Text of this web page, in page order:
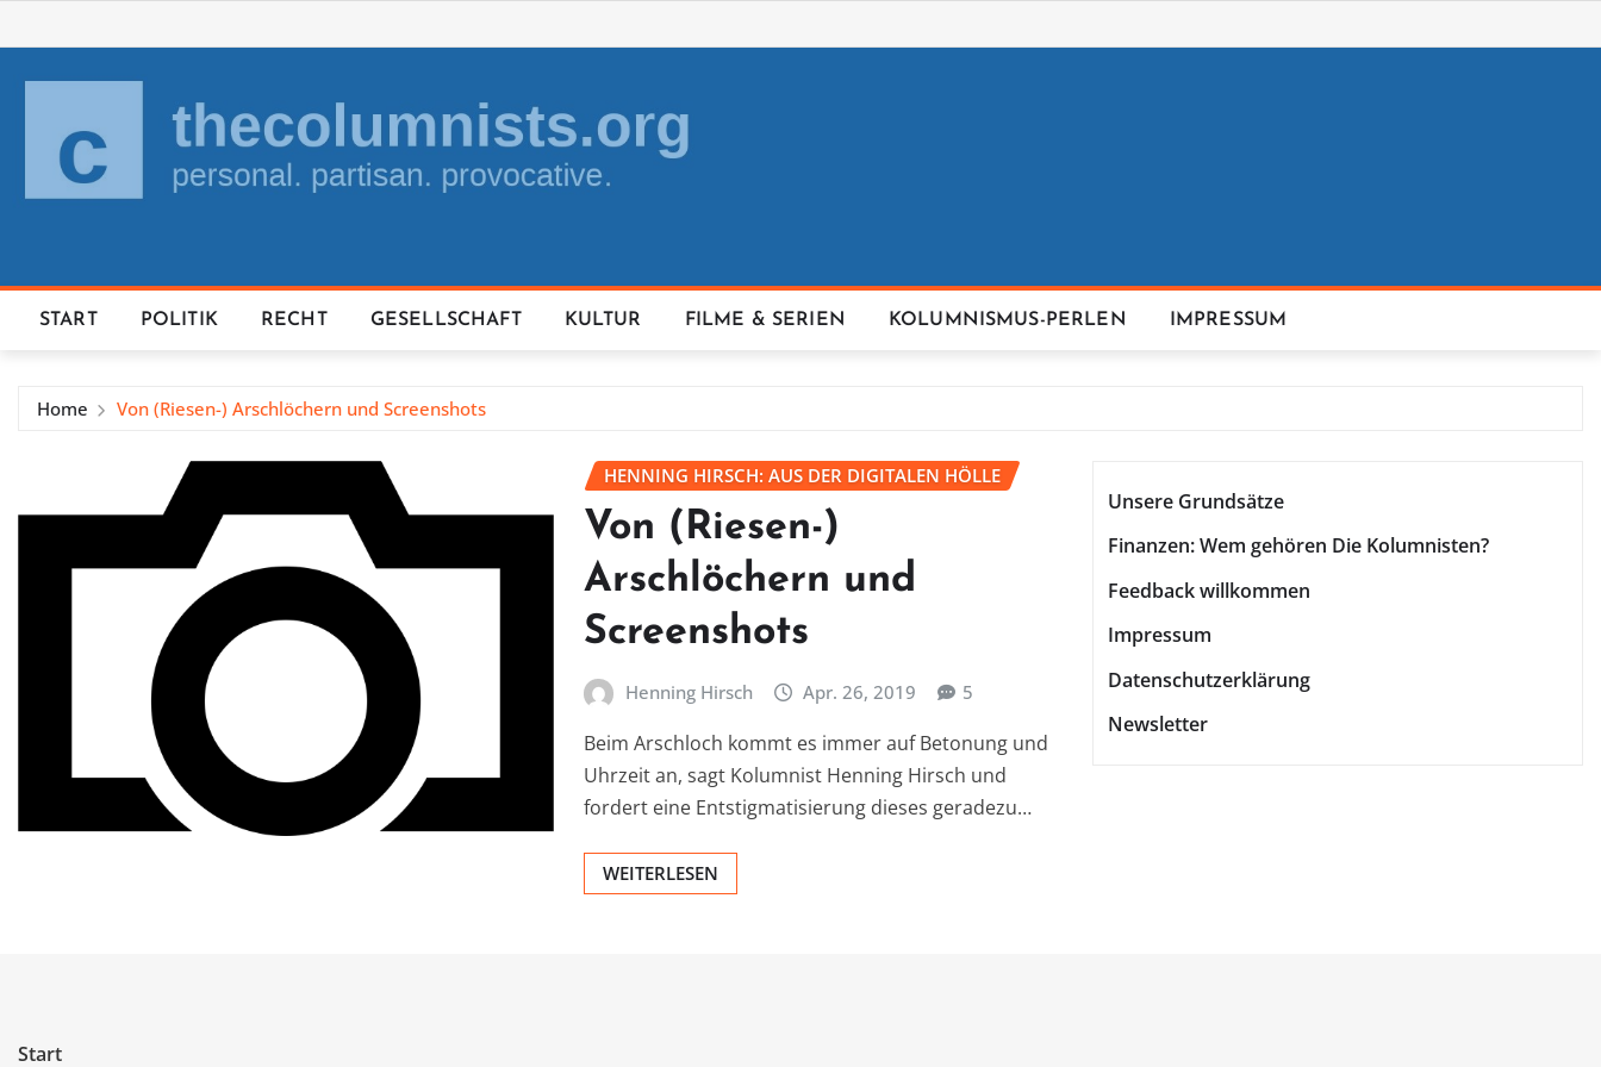
to
content
START POLITIK RECHT GESELLSCHAFT KULTUR FILME & SERIEN KOLUMNISMUS-PERLEN IMPRESSUM
Home Von (Riesen-) Arschlöchern und Screenshots
HENNING HIRSCH: AUS DER DIGITALEN HÖLLE
Von (Riesen-)
Arschlöchern und
Screenshots
Henning Hirsch Apr. 26, 2019 5
Beim Arschloch kommt es immer auf Betonung und
Uhrzeit an, sagt Kolumnist Henning Hirsch und
fordert eine Entstigmatisierung dieses geradezu…
WEITERLESEN
Unsere Grundsätze
Finanzen: Wem gehören Die Kolumnisten?
Feedback willkommen
Impressum
Datenschutzerklärung
Newsletter
Start